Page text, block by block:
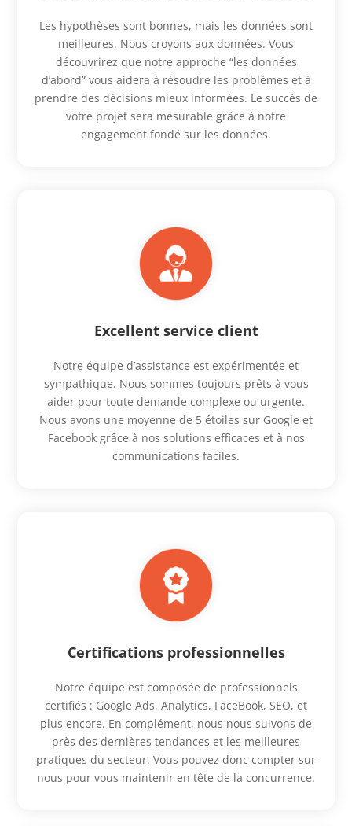
Les hypothèses sont bonnes, mais les données sont
meilleures. Nous croyons aux données. Vous
découvrirez que notre approche “les données
d’abord” vous aidera à résoudre les problèmes et à
prendre des décisions mieux informées. Le succès de
votre projet sera mesurable grâce à notre
engagement fondé sur les données.
Excellent service client
Notre équipe d’assistance est expérimentée et
sympathique. Nous sommes toujours prêts à vous
aider pour toute demande complexe ou urgente.
Nous avons une moyenne de 5 étoiles sur Google et
Facebook grâce à nos solutions efficaces et à nos
communications faciles.
Certifications professionnelles
Notre équipe est composée de professionnels
certifiés : Google Ads, Analytics, FaceBook, SEO, et
plus encore. En complément, nous nous suivons de
près des dernières tendances et les meilleures
pratiques du secteur. Vous pouvez donc compter sur
nous pour vous maintenir en tête de la concurrence.